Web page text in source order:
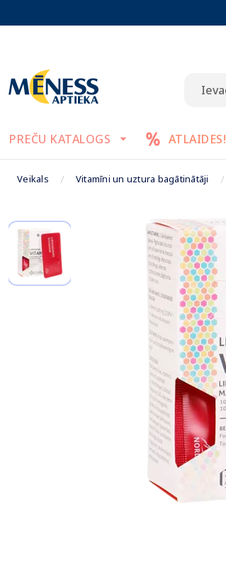
PREČU KATALOGS ATLAIDES!
Veikals Vitamīni un uztura bagātinātāji